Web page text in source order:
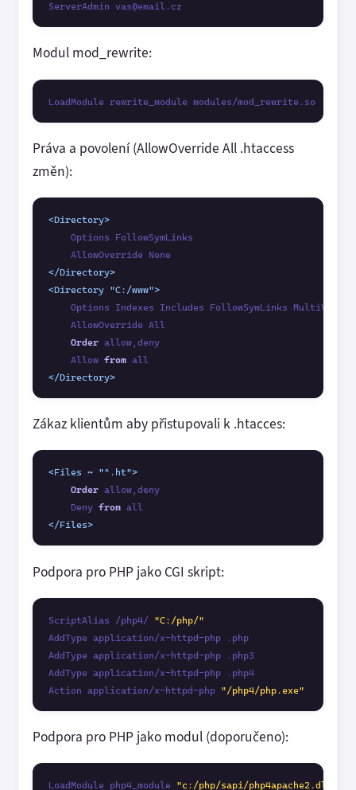
ServerAdmin vas@email.cz
Modul mod_rewrite:
LoadModule rewrite_module modules/mod_rewrite.so
Práva a povolení (AllowOverride All .htaccess
změn):
<Directory>
    Options FollowSymLinks
</Directory>
<Directory "C:/www">
    Options Indexes Includes FollowSymLinks MultiViews
    AllowOverride All
Order allow,deny
    Allow
from
</Directory>
Zákaz klientům aby přistupovali k .htacces:
<Files ~ "^.ht">
Order allow,deny
    Deny
from
</Files>
Podpora pro PHP jako CGI skript:
ScriptAlias /php4/ "C:/php/"
AddType application/x-httpd-php .php
AddType application/x-httpd-php .php3
AddType application/x-httpd-php .php4
Action application/x-httpd-php "/php4/php.exe"
Podpora pro PHP jako modul (doporučeno):
LoadModule php4_module "c:/php/sapi/php4apache2.dll"